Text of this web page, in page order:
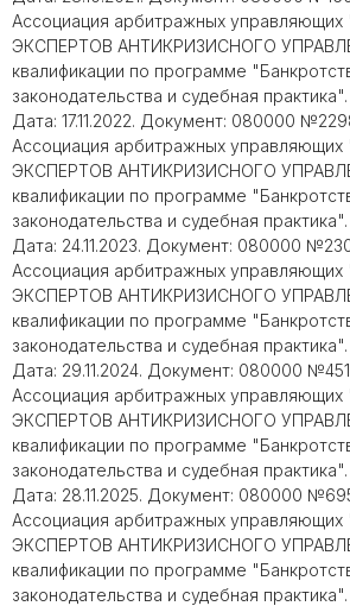
Ассоциация арбитражных
ЭКСПЕРТОВ АНТИКРИЗИСНОГО
квалификации по программе
законодательства и судебная практика".
Дата: 17.11.2022. Документ: 080000
Ассоциация арбитражных
ЭКСПЕРТОВ АНТИКРИЗИСНОГО
квалификации по программе
законодательства и судебная практика".
Дата: 24.11.2023. Документ: 080000
Ассоциация арбитражных
ЭКСПЕРТОВ АНТИКРИЗИСНОГО
квалификации по программе
законодательства и судебная практика".
Дата: 29.11.2024. Документ: 080000
Ассоциация арбитражных
ЭКСПЕРТОВ АНТИКРИЗИСНОГО
квалификации по программе
законодательства и судебная практика".
Дата: 28.11.2025. Документ: 080000
Ассоциация арбитражных
ЭКСПЕРТОВ АНТИКРИЗИСНОГО
квалификации по программе
законодательства и судебная практика".